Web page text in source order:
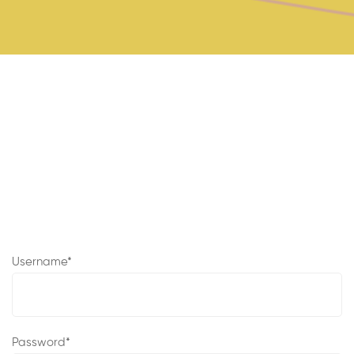
Username*
Password *